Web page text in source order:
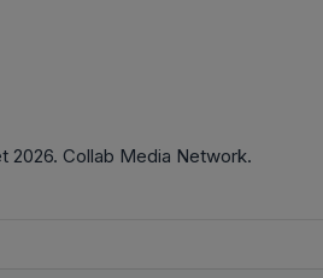
2026. Collab Media Network.